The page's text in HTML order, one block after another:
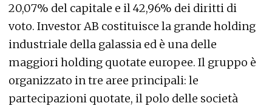
20,07% del capitale e il 42,96% dei diritti di
voto. Investor AB costituisce la grande holding
industriale della galassia ed è una delle
maggiori holding quotate europee. Il gruppo è
organizzato in tre aree principali: le
partecipazioni quotate, il polo delle società